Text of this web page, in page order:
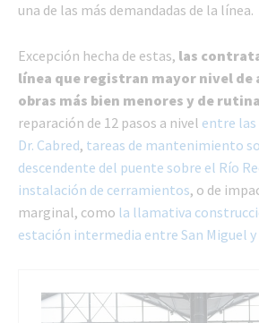
una de las más demandadas de la línea.
Excepción hecha de estas, las
línea que registran mayor nivel de
obras más bien menores y de rutina
reparación de 12 pasos a nivel entre
Dr. Cabred, tareas de mantenimiento
descendente del puente sobre el Río
instalación de cerramientos, o de
marginal, como la llamativa
estación intermedia entre San Miguel y